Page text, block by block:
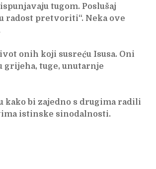
tugom. Poslušaj
radost pretvoriti“. Neka ove
onih koji susreću Isusa. Oni
grijeha, tuge, unutarnje
kako bi zajedno s drugima radili
istinske sinodalnosti.